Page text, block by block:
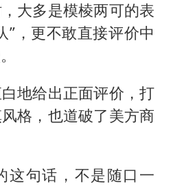
大多是模棱两可的表
”，更不敢直接评价中
地给出正面评价，打
格，也道破了美方商
这句话，不是随口一